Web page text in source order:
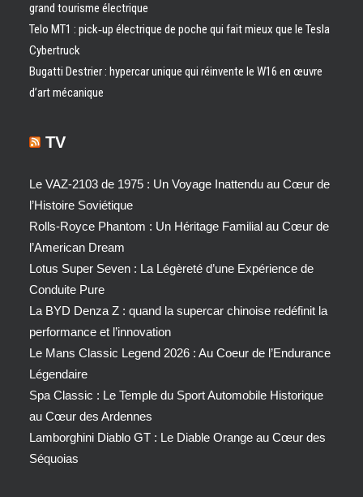
grand tourisme électrique
Telo MT1 : pick‑up électrique de poche qui fait mieux que le Tesla
Cybertruck
Bugatti Destrier : hypercar unique qui réinvente le W16 en œuvre
d’art mécanique
TV
Le VAZ-2103 de 1975 : Un Voyage Inattendu au Cœur de
l’Histoire Soviétique
Rolls-Royce Phantom : Un Héritage Familial au Cœur de
l’American Dream
Lotus Super Seven : La Légèreté d’une Expérience de
Conduite Pure
La BYD Denza Z : quand la supercar chinoise redéfinit la
performance et l’innovation
Le Mans Classic Legend 2026 : Au Coeur de l’Endurance
Légendaire
Spa Classic : Le Temple du Sport Automobile Historique
au Cœur des Ardennes
Lamborghini Diablo GT : Le Diable Orange au Cœur des
Séquoias